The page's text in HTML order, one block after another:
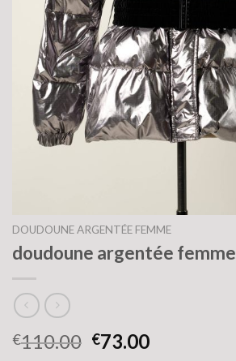
DOUDOUNE ARGENTÉE FEMME
doudoune argentée femme
€110.00 €73.00